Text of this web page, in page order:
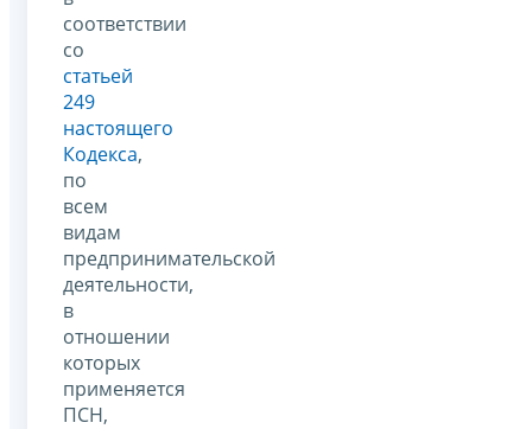
соответствии
со
статьей
249
настоящего
Кодекса,
по
всем
видам
предпринимательской
деятельности,
в
отношении
которых
применяется
ПСН,